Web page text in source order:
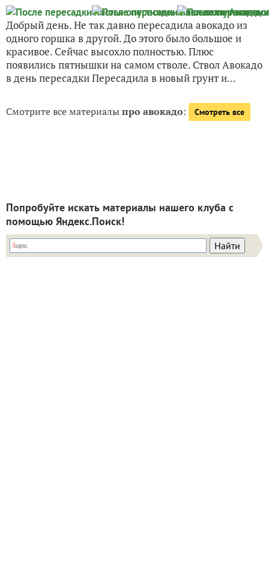
Добрый день. Не так давно пересадила авокадо из
одного горшка в другой. До этого было большое и
красивое. Сейчас высохло полностью. Плюс
появились пятнышки на самом стволе. Ствол Авокадо
в день пересадки Пересадила в новый грунт и...
Смотрите все материалыпро авокадо: Смотреть все
Попробуйте искать материалы нашего клуба с
помощью Яндекс.Поиск!